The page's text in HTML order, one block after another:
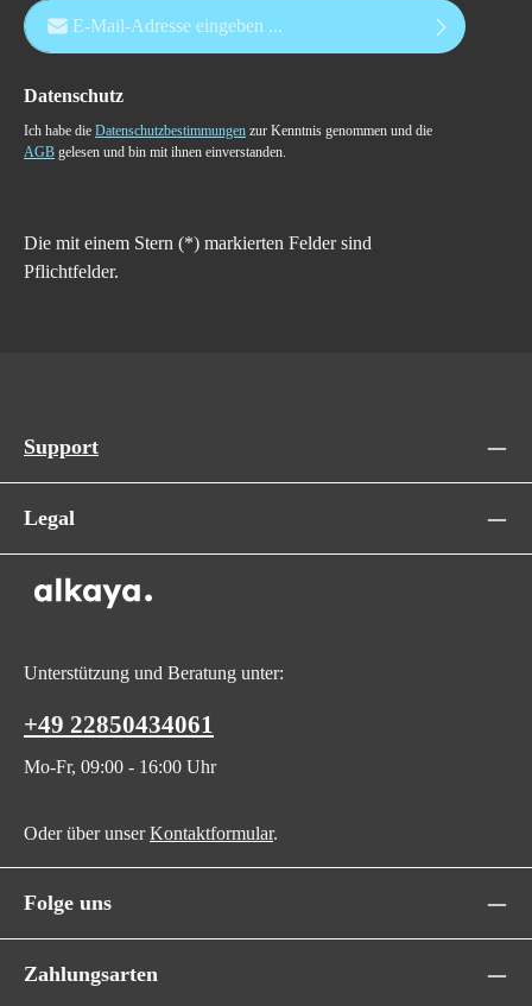
E-Mail-Adresse*
Datenschutz
Ich habe die Datenschutzbestimmungen zur Kenntnis genommen und die
AGB gelesen und bin mit ihnen einverstanden.
Die mit einem Stern (*) markierten Felder sind
Pflichtfelder.
Support
Legal
Unterstützung und Beratung unter:
+49 22850434061
Mo-Fr, 09:00 - 16:00 Uhr
Oder über unserKontaktformular.
Folge uns
Zahlungsarten